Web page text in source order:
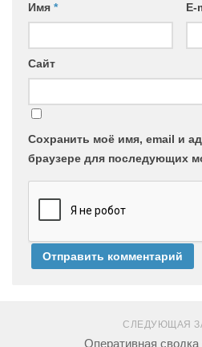
Имя * E-
Сайт
Сохранить моё имя, email и
браузере для последующих
СЛЕДУЮЩАЯ
Оперативная сводка